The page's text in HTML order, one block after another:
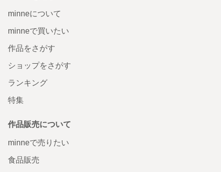
minneについて
minneで買いたい
作品をさがす
ショップをさがす
ランキング
特集
作品販売について
minneで売りたい
食品販売